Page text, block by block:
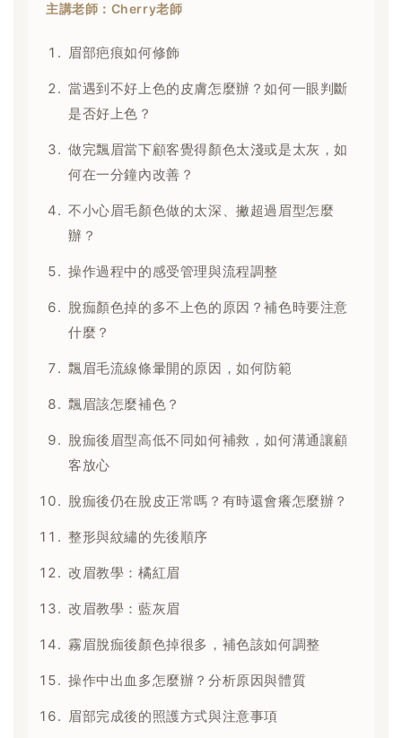
主講老師：Cherry老師
眉部疤痕如何修飾
當遇到不好上色的皮膚怎麼辦？如何一眼判斷
是否好上色？
做完飄眉當下顧客覺得顏色太淺或是太灰，如
何在一分鐘內改善？
不小心眉毛顏色做的太深、撇超過眉型怎麼
辦？
操作過程中的感受管理與流程調整
脫痂顏色掉的多不上色的原因？補色時要注意
什麼？
飄眉毛流線條暈開的原因，如何防範
飄眉該怎麼補色？
脫痂後眉型高低不同如何補救，如何溝通讓顧
客放心
脫痂後仍在脫皮正常嗎？有時還會癢怎麼辦？
整形與紋繡的先後順序
改眉教學：橘紅眉
改眉教學：藍灰眉
霧眉脫痂後顏色掉很多，補色該如何調整
操作中出血多怎麼辦？分析原因與體質
眉部完成後的照護方式與注意事項